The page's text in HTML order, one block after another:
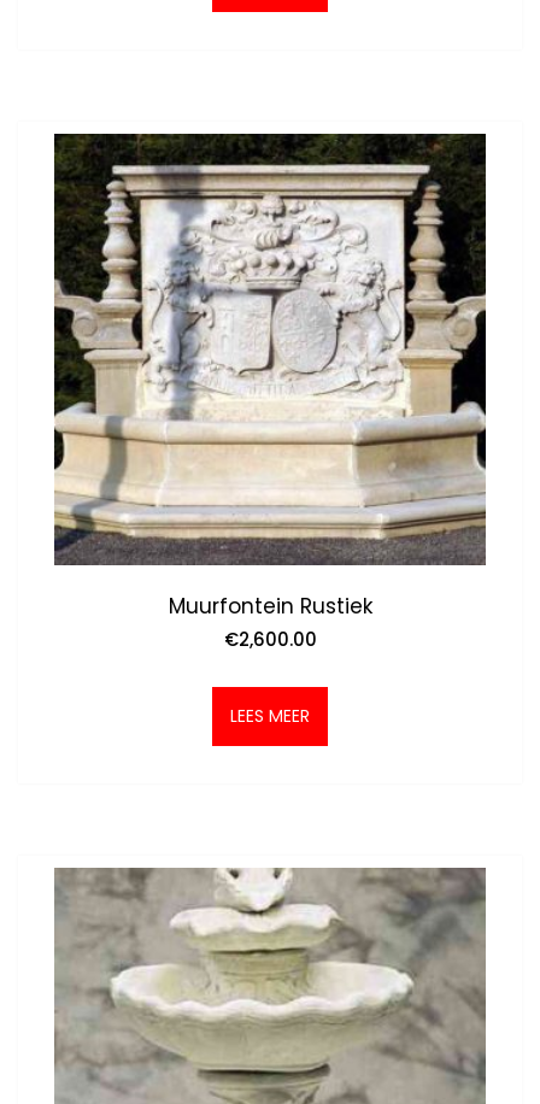
Muurfontein Rustiek
€2,600.00
LEES MEER